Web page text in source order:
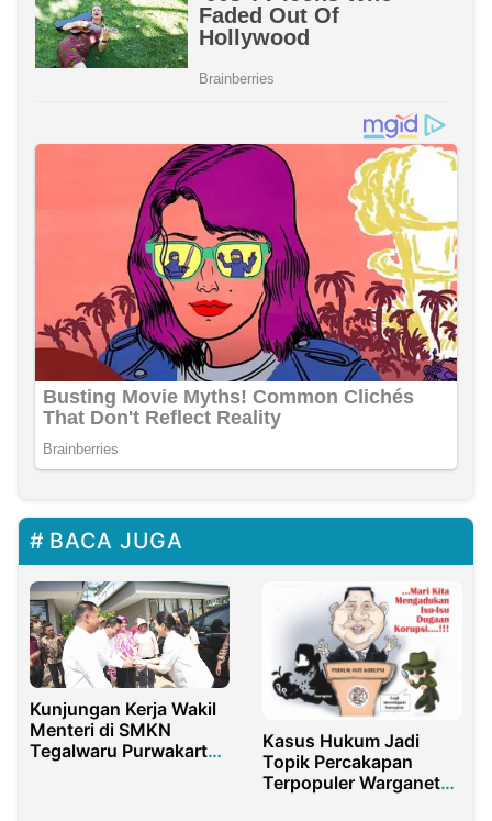
BACA JUGA
Kunjungan Kerja Wakil
Menteri di SMKN
Tegalwaru Purwakarta:
Kasus Hukum Jadi
Topik Percakapan
Terpopuler Warganet